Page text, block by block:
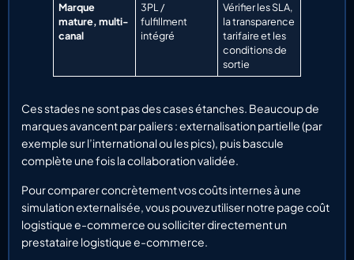
Marque
mature, multi-
canal
3PL /
fulfillment
intégré
Vérifier les SLA,
la transparence
tarifaire et les
conditions de
sortie
Ces stades ne sont pas des cases étanches. Beaucoup de
marques avancent par paliers : externalisation partielle (par
exemple sur l’international ou les pics), puis bascule
complète une fois la collaboration validée.
Pour comparer concrètement vos coûts internes à une
simulation externalisée, vous pouvez utiliser notre page coût
logistique e-commerce ou solliciter directement un
prestataire logistique e-commerce.